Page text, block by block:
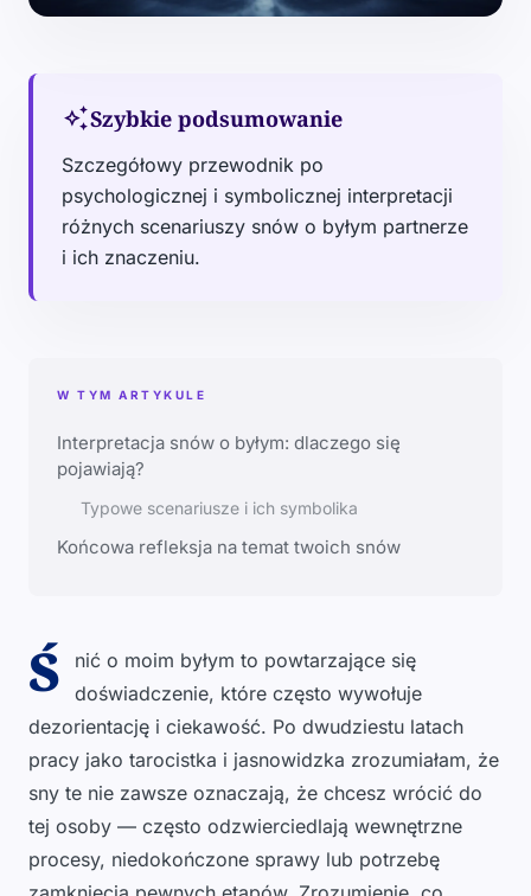
auto_awesomeSzybkie podsumowanie
Szczegółowy przewodnik po
psychologicznej i symbolicznej interpretacji
różnych scenariuszy snów o byłym partnerze
i ich znaczeniu.
W TYM ARTYKULE
Interpretacja snów o byłym: dlaczego się
pojawiają?
Typowe scenariusze i ich symbolika
Końcowa refleksja na temat twoich snów
Ś
nić o moim byłym to powtarzające się
doświadczenie, które często wywołuje
dezorientację i ciekawość. Po dwudziestu latach
pracy jako tarocistka i jasnowidzka zrozumiałam, że
sny te nie zawsze oznaczają, że chcesz wrócić do
tej osoby — często odzwierciedlają wewnętrzne
procesy, niedokończone sprawy lub potrzebę